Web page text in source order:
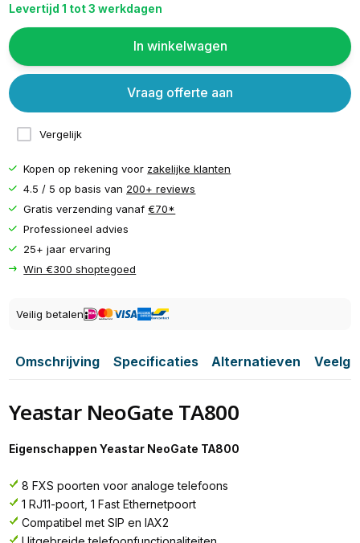
Levertijd 1 tot 3 werkdagen
In winkelwagen
Vergelijk
Vraag offerte aan
Kopen op rekening voor zakelijke klanten
4.5 / 5 op basis van 200+ reviews
Gratis verzending vanaf€70*
Professioneel advies
25+ jaar ervaring
Win €300 shoptegoed
Veilig betalen
Omschrijving Specificaties Alternatieven
Yeastar NeoGate TA800
Eigenschappen Yeastar NeoGate TA800
8 FXS poorten voor analoge telefoons
1 RJ11-poort, 1 Fast Ethernetpoort
Compatibel met SIP en IAX2